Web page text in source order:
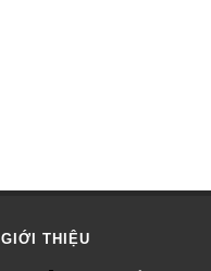
GIỚI THIỆU